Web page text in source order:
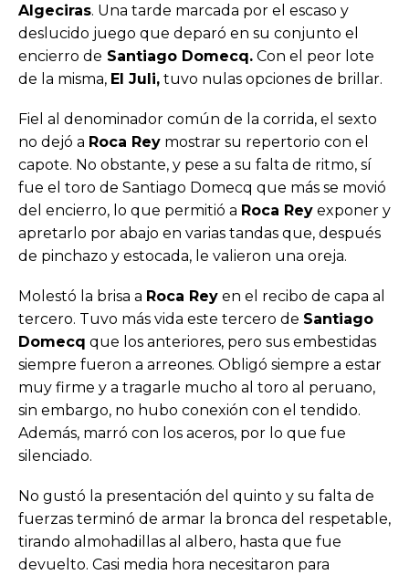
Algeciras. Una tarde marcada por el escaso y
deslucido juego que deparó en su conjunto el
encierro de Santiago Domecq. Con el peor lote
de la misma, El Juli, tuvo nulas opciones de brillar.
Fiel al denominador común de la corrida, el sexto
no dejó a Roca Rey mostrar su repertorio con el
capote. No obstante, y pese a su falta de ritmo, sí
fue el toro de Santiago Domecq que más se movió
del encierro, lo que permitió a Roca Rey exponer y
apretarlo por abajo en varias tandas que, después
de pinchazo y estocada, le valieron una oreja.
Molestó la brisa a Roca Rey en el recibo de capa al
tercero. Tuvo más vida este tercero de Santiago
Domecq que los anteriores, pero sus embestidas
siempre fueron a arreones. Obligó siempre a estar
muy firme y a tragarle mucho al toro al peruano,
sin embargo, no hubo conexión con el tendido.
Además, marró con los aceros, por lo que fue
silenciado.
No gustó la presentación del quinto y su falta de
fuerzas terminó de armar la bronca del respetable,
tirando almohadillas al albero, hasta que fue
devuelto. Casi media hora necesitaron para